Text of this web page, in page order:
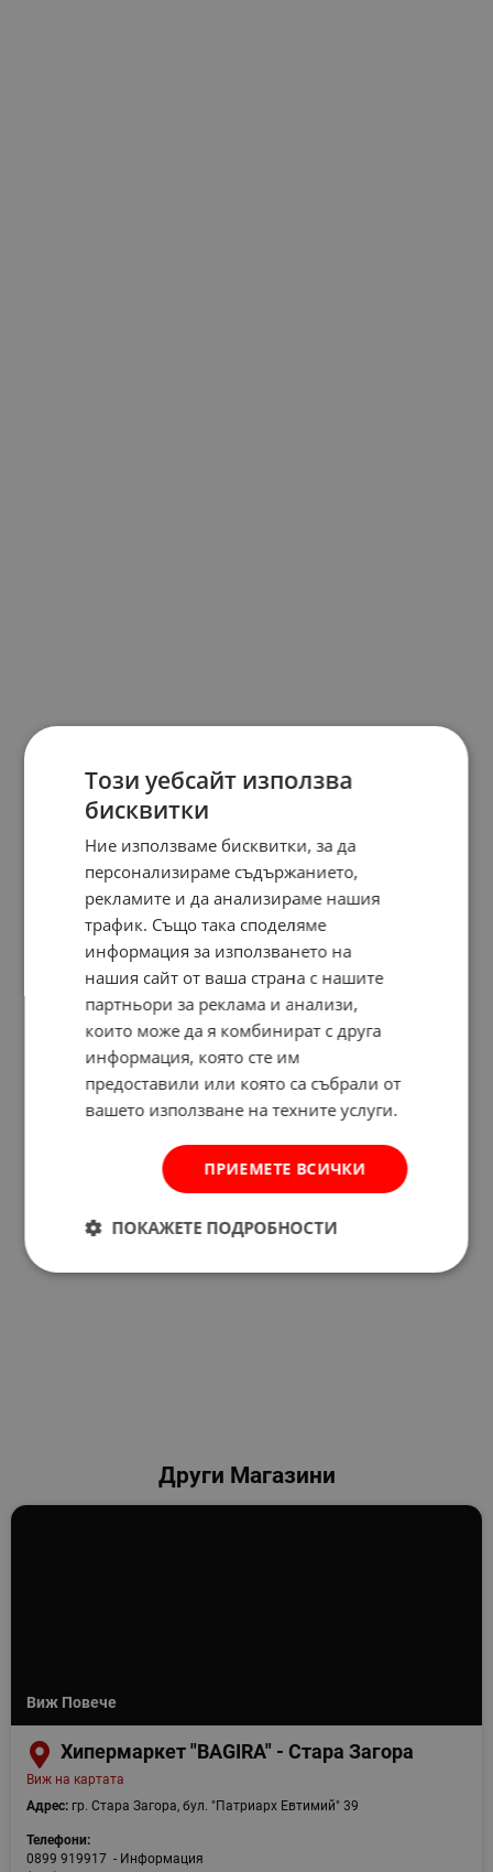
Други Магазини
Виж Повече
Хипермаркет "BAGIRA" - Стара Загора
Виж на картата
Адрес:гр. Стара Загора, бул. "Патриарх Евтимий" 39
Телефони:
0899 919917 - Информация
Този уебсайт използва
бисквитки
Ние използваме бисквитки, за да
персонализираме съдържанието,
рекламите и да анализираме нашия
трафик. Също така споделяме
информация за използването на
нашия сайт от ваша страна с нашите
партньори за реклама и анализи,
които може да я комбинират с друга
информация, която сте им
предоставили или която са събрали от
вашето използване на техните услуги.
ПРИЕМЕТЕ ВСИЧКИ
ПОКАЖЕТЕ ПОДРОБНОСТИ